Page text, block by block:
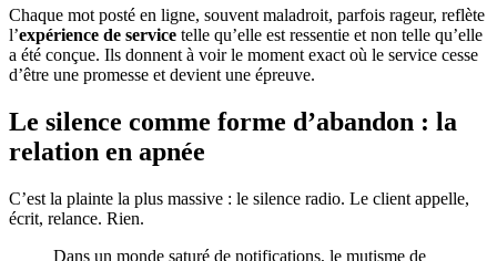
Chaque mot posté en ligne, souvent maladroit, parfois rageur, reflète
l’expérience de service telle qu’elle est ressentie et non telle qu’elle
a été conçue. Ils donnent à voir le moment exact où le service cesse
d’être une promesse et devient une épreuve.
Le silence comme forme d’abandon : la
relation en apnée
C’est la plainte la plus massive : le silence radio. Le client appelle,
écrit, relance. Rien.
Dans un monde saturé de notifications, le mutisme de